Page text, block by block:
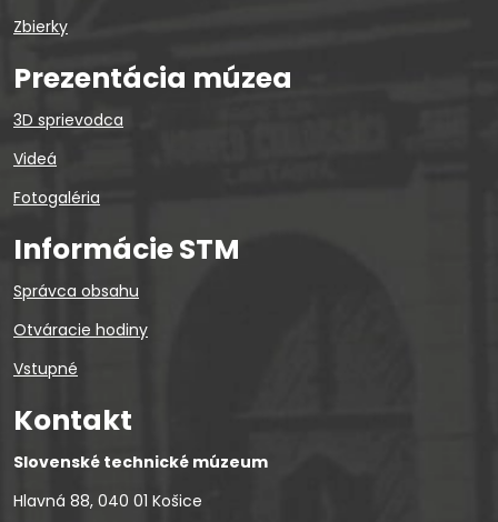
Zbierky
Prezentácia múzea
3D sprievodca
Videá
Fotogaléria
Informácie STM
Správca obsahu
Otváracie hodiny
Vstupné
Kontakt
Slovenské technické múzeum
Hlavná 88, 040 01 Košice